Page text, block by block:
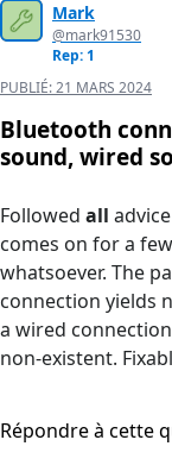
Mark
@mark91530
Rep: 1
PUBLIÉ:21 MARS 2024
Bluetooth
sound, wired
Followed all
comes on for a
whatsoever. The
connection yields
a wired
non-existent.
Répondre à cette